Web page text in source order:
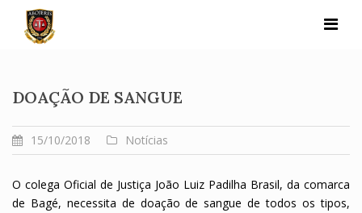
content
DOAÇÃO DE SANGUE
15/10/2018 Notícias
O colega Oficial de Justiça João Luiz Padilha Brasil, da comarca
de Bagé, necessita de doação de sangue de todos os tipos,